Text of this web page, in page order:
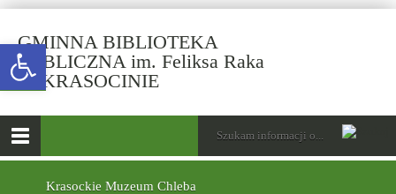
Open toolbar
GMINNA BIBLIOTEKA
PUBLICZNA im. Feliksa Raka
W KRASOCINIE-
na
internetowe
spotkanie
autorskie
górne
Otwórz
menu
wpisz
szukaną
Krasockie Muzeum Chleba